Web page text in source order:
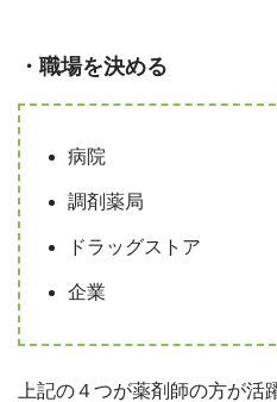
・職場を決める
病院
調剤薬局
ドラッグストア
企業
上記の４つが薬剤師の方が活